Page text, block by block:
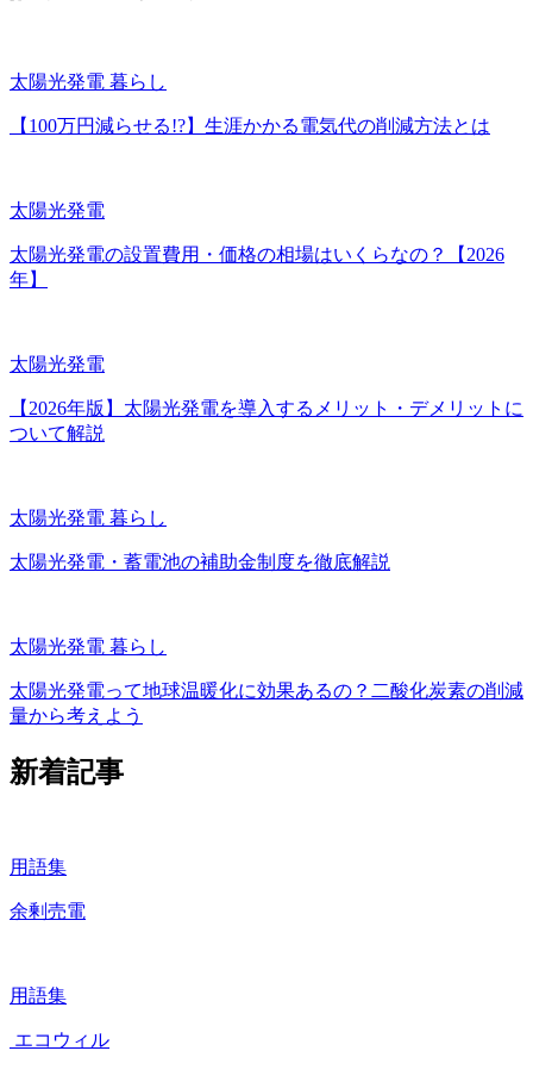
太陽光発電 暮らし
【100万円減らせる!?】生涯かかる電気代の削減方法とは
太陽光発電
太陽光発電の設置費用・価格の相場はいくらなの？【2026
年】
太陽光発電
【2026年版】太陽光発電を導入するメリット・デメリットに
ついて解説
太陽光発電 暮らし
太陽光発電・蓄電池の補助金制度を徹底解説
太陽光発電 暮らし
太陽光発電って地球温暖化に効果あるの？二酸化炭素の削減
量から考えよう
新着記事
用語集
余剰売電
用語集
エコウィル